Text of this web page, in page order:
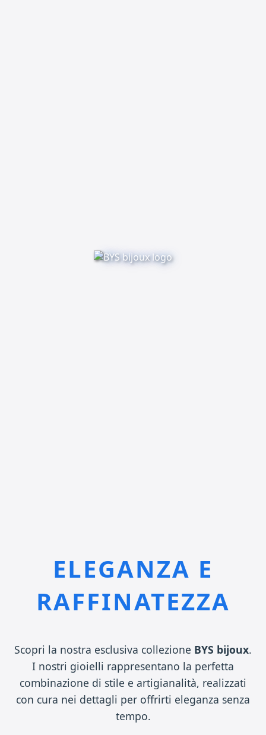
ELEGANZA E
RAFFINATEZZA
Scopri la nostra esclusiva collezione BYS bijoux.
I nostri gioielli rappresentano la perfetta
combinazione di stile e artigianalità, realizzati
con cura nei dettagli per offrirti eleganza senza
tempo.